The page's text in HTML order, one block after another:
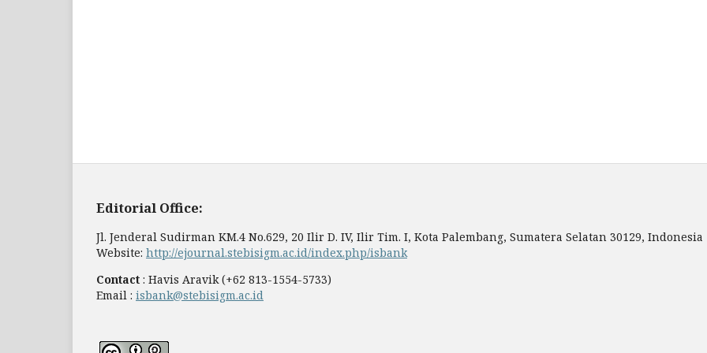
Editorial Office:
Jl. Jenderal Sudirman KM.4 No.629, 20 Ilir D. IV, Ilir Tim. I, Kota Palembang, Sumatera Selatan 30129, Indonesia
Website: http://ejournal.stebisigm.ac.id/index.php/isbank
Contact : Havis Aravik (+62 813-1554-5733)
Email : isbank@stebisigm.ac.id